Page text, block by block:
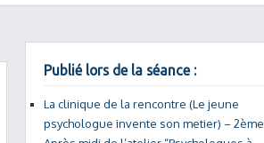
Publié lors de la séance :
La clinique de la rencontre (Le jeune
psychologue invente son metier) – 2ème